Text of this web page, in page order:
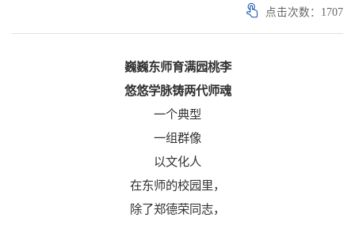
点击次数： 1707
巍巍东师育满园桃李
悠悠学脉铸两代师魂
一个典型
一组群像
以文化人
在东师的校园里，
除了郑德荣同志，